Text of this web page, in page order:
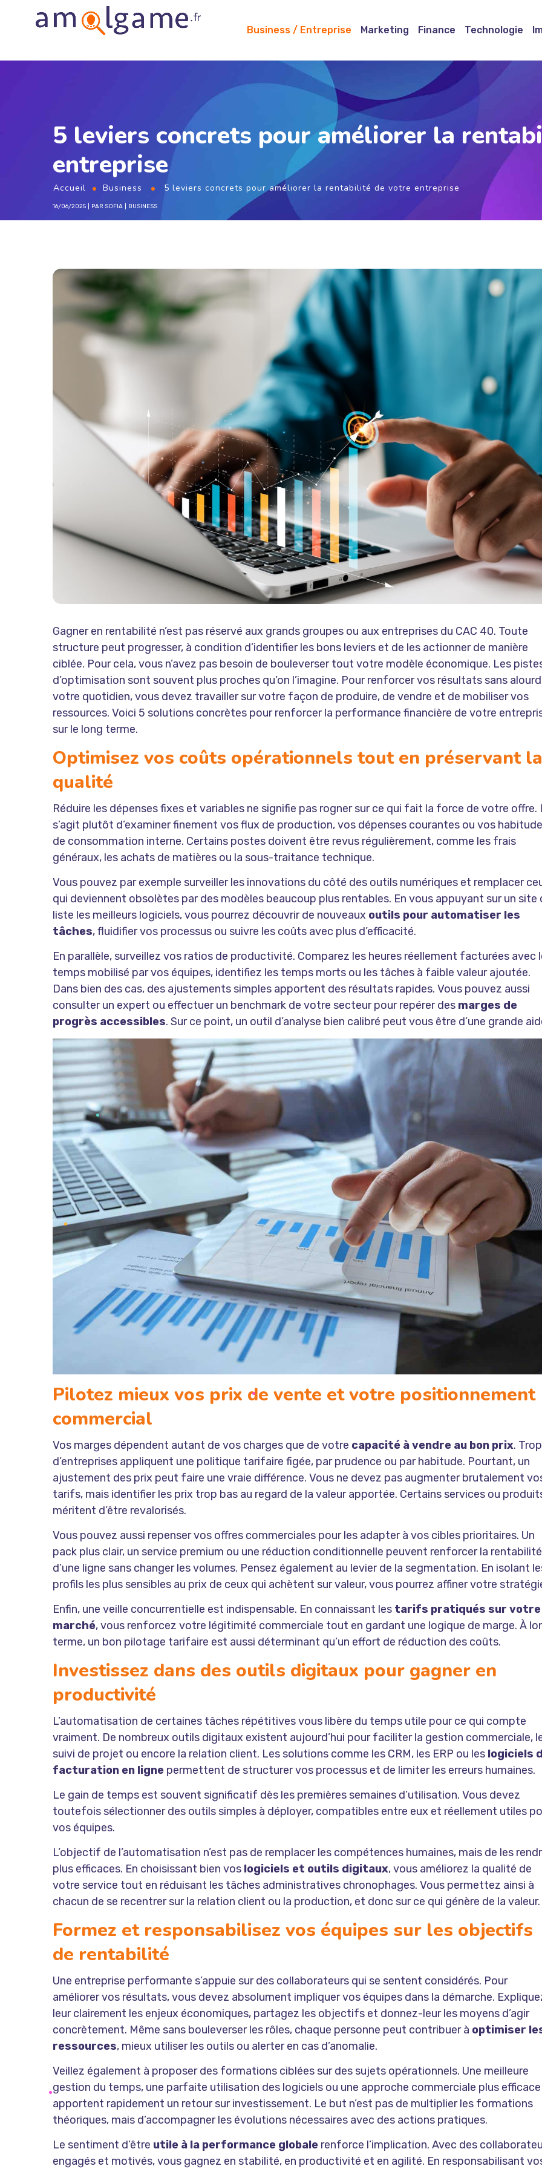
Business / Entreprise Marketing Finance Technologie
5 leviers concrets pour améliorer la
entreprise
Accueil Business 5 leviers concrets pour améliorer la rentabilité de votre entreprise
16/06/2025 PAR SOFIA BUSINESS
Gagner en rentabilité n’est pas réservé aux grands groupes ou aux entreprises du CAC 40. Toute
structure peut progresser, à condition d’identifier les bons leviers et de les actionner de manière
ciblée. Pour cela, vous n’avez pas besoin de bouleverser tout votre modèle économique. Les
d’optimisation sont souvent plus proches qu’on l’imagine. Pour renforcer vos résultats sans
votre quotidien, vous devez travailler sur votre façon de produire, de vendre et de mobiliser vos
ressources. Voici 5 solutions concrètes pour renforcer la performance financière de votre
sur le long terme.
Optimisez vos coûts opérationnels tout en préservant la
qualité
Réduire les dépenses fixes et variables ne signifie pas rogner sur ce qui fait la force de votre offre.
s’agit plutôt d’examiner finement vos flux de production, vos dépenses courantes ou vos
de consommation interne. Certains postes doivent être revus régulièrement, comme les frais
généraux, les achats de matières ou la sous-traitance technique.
Vous pouvez par exemple surveiller les innovations du côté des outils numériques et remplacer
qui deviennent obsolètes par des modèles beaucoup plus rentables. En vous appuyant sur un site
liste les meilleurs logiciels, vous pourrez découvrir de nouveaux outils pour automatiser les
tâches, fluidifier vos processus ou suivre les coûts avec plus d’efficacité.
En parallèle, surveillez vos ratios de productivité. Comparez les heures réellement facturées avec
temps mobilisé par vos équipes, identifiez les temps morts ou les tâches à faible valeur ajoutée.
Dans bien des cas, des ajustements simples apportent des résultats rapides. Vous pouvez aussi
consulter un expert ou effectuer un benchmark de votre secteur pour repérer des marges de
progrès accessibles. Sur ce point, un outil d’analyse bien calibré peut vous être d’une grande
Pilotez mieux vos prix de vente et votre positionnement
commercial
Vos marges dépendent autant de vos charges que de votre capacité à vendre au bon prix. Trop
d’entreprises appliquent une politique tarifaire figée, par prudence ou par habitude. Pourtant, un
ajustement des prix peut faire une vraie différence. Vous ne devez pas augmenter brutalement
tarifs, mais identifier les prix trop bas au regard de la valeur apportée. Certains services ou
méritent d’être revalorisés.
Vous pouvez aussi repenser vos offres commerciales pour les adapter à vos cibles prioritaires. Un
pack plus clair, un service premium ou une réduction conditionnelle peuvent renforcer la rentabilité
d’une ligne sans changer les volumes. Pensez également au levier de la segmentation. En isolant
profils les plus sensibles au prix de ceux qui achètent sur valeur, vous pourrez affiner votre
Enfin, une veille concurrentielle est indispensable. En connaissant les tarifs pratiqués sur votre
marché, vous renforcez votre légitimité commerciale tout en gardant une logique de marge. À
terme, un bon pilotage tarifaire est aussi déterminant qu’un effort de réduction des coûts.
Investissez dans des outils digitaux pour gagner en
productivité
L’automatisation de certaines tâches répétitives vous libère du temps utile pour ce qui compte
vraiment. De nombreux outils digitaux existent aujourd’hui pour faciliter la gestion commerciale,
suivi de projet ou encore la relation client. Les solutions comme les CRM, les ERP ou les logiciels
facturation en ligne permettent de structurer vos processus et de limiter les erreurs humaines.
Le gain de temps est souvent significatif dès les premières semaines d’utilisation. Vous devez
toutefois sélectionner des outils simples à déployer, compatibles entre eux et réellement utiles
vos équipes.
L’objectif de l’automatisation n’est pas de remplacer les compétences humaines, mais de les
plus efficaces. En choisissant bien vos logiciels et outils digitaux, vous améliorez la qualité de
votre service tout en réduisant les tâches administratives chronophages. Vous permettez ainsi à
chacun de se recentrer sur la relation client ou la production, et donc sur ce qui génère de la valeur.
Formez et responsabilisez vos équipes sur les objectifs
de rentabilité
Une entreprise performante s’appuie sur des collaborateurs qui se sentent considérés. Pour
améliorer vos résultats, vous devez absolument impliquer vos équipes dans la démarche.
leur clairement les enjeux économiques, partagez les objectifs et donnez-leur les moyens d’agir
concrètement. Même sans bouleverser les rôles, chaque personne peut contribuer à optimiser
ressources, mieux utiliser les outils ou alerter en cas d’anomalie.
Veillez également à proposer des formations ciblées sur des sujets opérationnels. Une meilleure
gestion du temps, une parfaite utilisation des logiciels ou une approche commerciale plus efficace
apportent rapidement un retour sur investissement. Le but n’est pas de multiplier les formations
théoriques, mais d’accompagner les évolutions nécessaires avec des actions pratiques.
Le sentiment d’être utile à la performance globale renforce l’implication. Avec des
engagés et motivés, vous gagnez en stabilité, en productivité et en agilité. En responsabilisant